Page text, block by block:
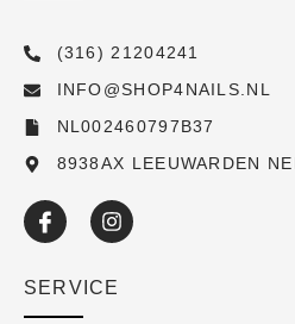
(316) 21204241
INFO@SHOP4NAILS.NL
NL002460797B37
8938AX LEEUWARDEN
SERVICE